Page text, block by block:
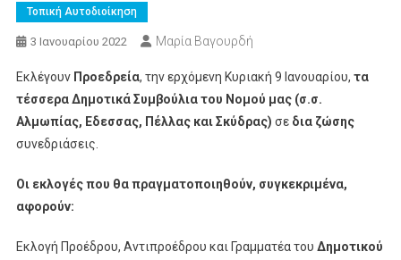
Τοπική Αυτοδιοίκηση
3 Ιανουαρίου 2022 Μαρία Βαγουρδή
Εκλέγουν Προεδρεία, την ερχόμενη Κυριακή 9 Ιανουαρίου, τα
τέσσερα Δημοτικά Συμβούλια του Νομού μας (σ.σ.
Αλμωπίας, Εδεσσας, Πέλλας και Σκύδρας) σε δια ζώσης
συνεδριάσεις.
Οι εκλογές που θα πραγματοποιηθούν, συγκεκριμένα,
αφορούν:
Εκλογή Προέδρου, Αντιπροέδρου και Γραμματέα του Δημοτικού